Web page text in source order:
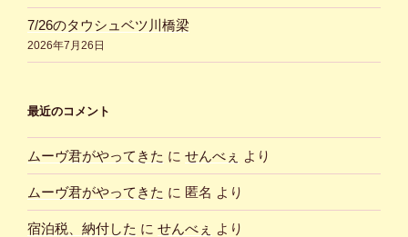
7/26のタウシュベツ川橋梁
2026年7月26日
最近のコメント
ムーヴ君がやってきた に せんべぇ より
ムーヴ君がやってきた に 匿名 より
宿泊税、納付した に せんべぇ より